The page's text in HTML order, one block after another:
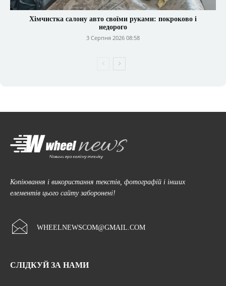
Хімчистка салону авто своїми руками: покроково і
недорого
3 Серпня 2026 08:58
Копіювання і використання текстів, фотографій і інших
елементів цього сайту заборонені!
WHEELNEWSCOM@GMAIL.COM
СЛІДКУЙ ЗА НАМИ